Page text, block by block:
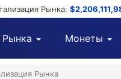
Рынка:
Рынка Монеты
Рынка